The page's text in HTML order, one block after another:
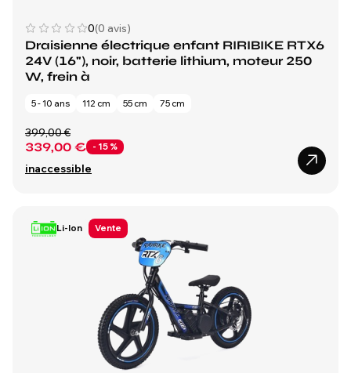
0(0 avis)
Draisienne électrique enfant RIRIBIKE RTX6
24V (16"), noir, batterie lithium, moteur 250
W, frein à
5 - 10 ans 112 cm 55 cm 75 cm
339,00 € - 15 %
399,00 €
inaccessible
Li-Ion Vente